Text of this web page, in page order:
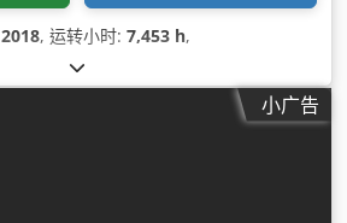
2018, 运转小时: 7,453 h,
小广告